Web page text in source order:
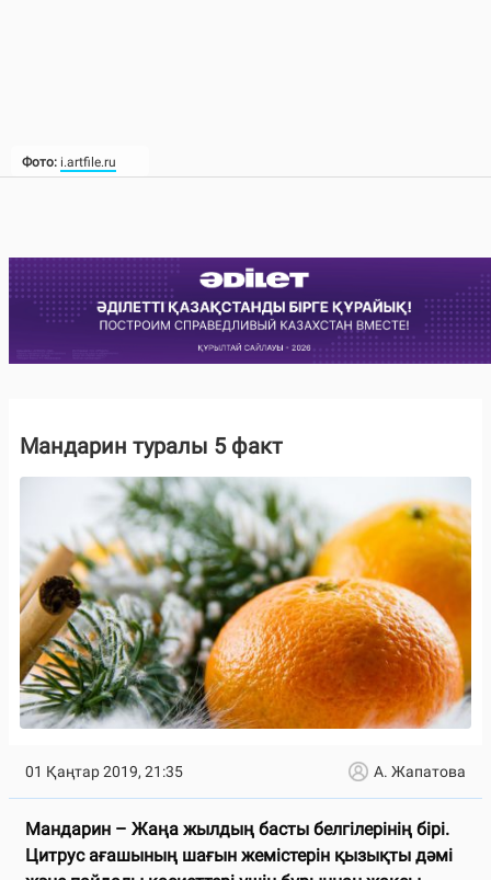
Фото: i.artfile.ru